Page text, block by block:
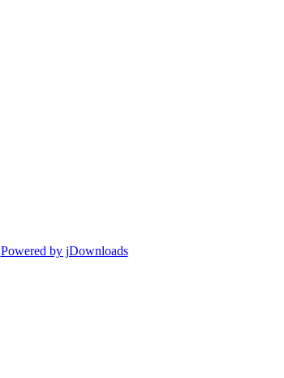
Powered by jDownloads